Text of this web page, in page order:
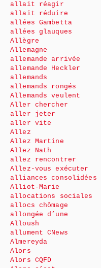
allait réagir
allait réduire
allées Gambetta
allées glauques
Allègre
Allemagne
allemande arrivée
allemande Heckler
allemands
allemands rongés
Allemands veulent
Aller chercher
aller jeter
aller vite
Allez
Allez Martine
Allez Nath
allez rencontrer
Allez-vous exécuter
alliances consolidées
Alliot-Marie
allocations sociales
allocs chômage
allongée d’une
Alloush
allument CNews
Almereyda
Alors
Alors CQFD